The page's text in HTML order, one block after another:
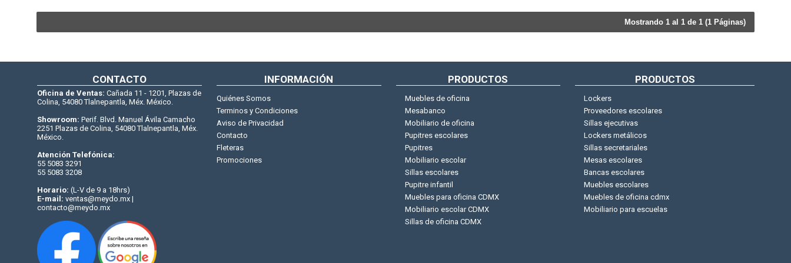
Mostrando 1 al 1 de 1 (1 Páginas)
CONTACTO
Oficina de Ventas: Cañada 11 - 1201, Plazas de
Colina, 54080 Tlalnepantla, Méx. México.
Showroom: Perif. Blvd. Manuel Ávila Camacho
2251 Plazas de Colina, 54080 Tlalnepantla, Méx.
México.
Atención Telefónica:
55 5083 3291
55 5083 3208
Horario: (L-V de 9 a 18hrs)
E-mail: ventas@meydo.mx |
contacto@meydo.mx
INFORMACIÓN
Quiénes Somos
Terminos y Condiciones
Aviso de Privacidad
Contacto
Fleteras
Promociones
PRODUCTOS
Muebles de oficina
Mesabanco
Mobiliario de oficina
Pupitres escolares
Pupitres
Mobiliario escolar
Sillas escolares
Pupitre infantil
Muebles para oficina CDMX
Mobiliario escolar CDMX
Sillas de oficina CDMX
PRODUCTOS
Lockers
Proveedores escolares
Sillas ejecutivas
Lockers metálicos
Sillas secretariales
Mesas escolares
Bancas escolares
Muebles escolares
Muebles de oficina cdmx
Mobiliario para escuelas